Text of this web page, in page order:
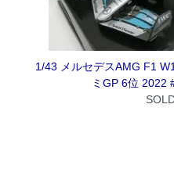
1/43 メルセデスAMG F1
ミGP 6位 2022